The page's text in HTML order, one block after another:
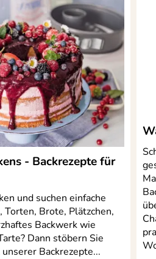
- Backrezepte für
und suchen einfache
Torten, Brote, Plätzchen,
Backwerk wie
Dann stöbern Sie
Backrezepte...